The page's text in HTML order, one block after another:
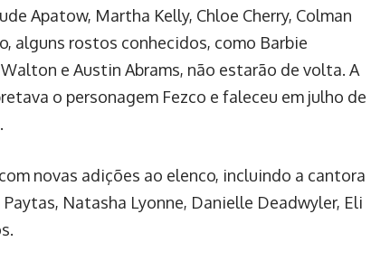
Apatow, Martha Kelly, Chloe Cherry, Colman
alguns rostos conhecidos, como Barbie
Walton e Austin Abrams, não estarão de volta. A
o personagem Fezco e faleceu em julho de
novas adições ao elenco, incluindo a cantora
Natasha Lyonne, Danielle Deadwyler, Eli